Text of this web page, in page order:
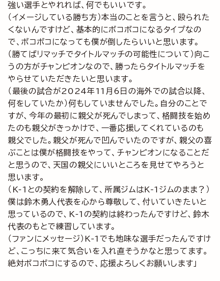
強い選手とやれれば、何でもいいです。
（イメージしている勝ち方）本当のことを言うと、殴られた
くないんですけど、基本的にボコボコになるタイプなの
で、ボコボコになっても僕が倒したらいいと思います。
（勝てばリマッチでタイトルマッチの可能性について）向こ
うの方がチャンピオンなので、勝ったらタイトルマッチを
やらせていただきたいと思います。
（最後の試合が2024年11月6日の海外での試合以降、
何をしていたか）何もしていませんでした。自分のことで
すが、今年の最初に親父が死んでしまって、格闘技を始め
たのも親父がきっかけで、一番応援してくれているのも
親父でした。親父が死んで凹んでいたのですが、親父の喜
ぶことは僕が格闘技をやって、チャンピオンになることだ
と思うので、天国の親父にいいところを見せてやろうと
思います。
（K-1との契約を解除して、所属ジムはK-1ジムのまま？）
僕は鈴木勇人代表を心から尊敬して、付いていきたいと
思っているので、K-1の契約は終わったんですけど、鈴木
代表のもとで練習しています。
（ファンにメッセージ）K-1でも地味な選手だったんですけ
ど、こっちに来て気合いを入れ直そうかなと思ってます。
絶対ボコボコにするので、応援よろしくお願いします」